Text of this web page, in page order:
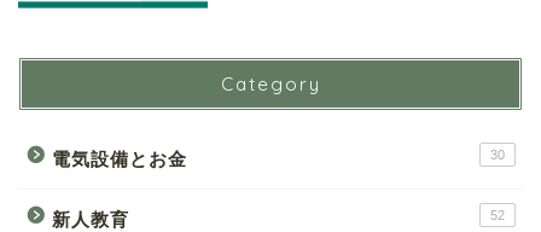
Category
電気設備とお金 30
新人教育 52